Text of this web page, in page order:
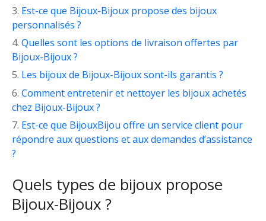
Est-ce que Bijoux-Bijoux propose des bijoux
personnalisés ?
Quelles sont les options de livraison offertes par
Bijoux-Bijoux ?
Les bijoux de Bijoux-Bijoux sont-ils garantis ?
Comment entretenir et nettoyer les bijoux achetés
chez Bijoux-Bijoux ?
Est-ce que BijouxBijou offre un service client pour
répondre aux questions et aux demandes d’assistance
?
Quels types de bijoux propose
Bijoux-Bijoux ?